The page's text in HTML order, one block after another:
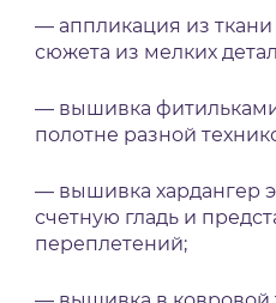
— аппликация из
сюжета из мелких
— вышивка
полотне разной
— вышивка хардангер
счетную гладь и
переплетений;